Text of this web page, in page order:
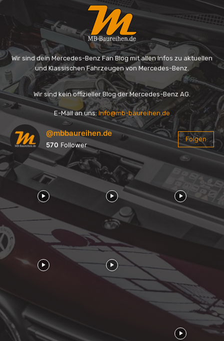
Wir sind dein Mercedes-Benz Fan Blog mit allen Infos zu aktuellen
und Klassischen Fahrzeugen von Mercedes-Benz.
Wir sind kein offizieller Blog der Mercedes-Benz AG.
E-Mail an uns: info@mb-baureihen.de
@mbbaureihen.de
570 Follower
Folgen